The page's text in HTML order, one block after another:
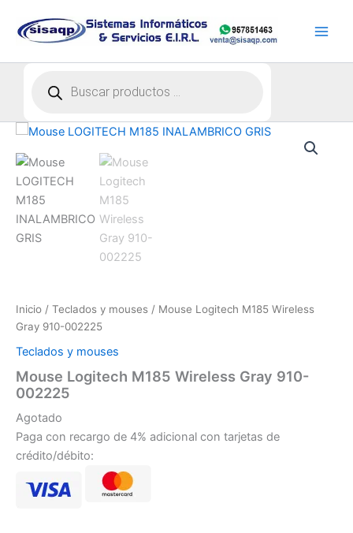
contenido
Inicio / Teclados y mouses / Mouse Logitech M185 Wireless
Gray 910-002225
Teclados y mouses
Mouse Logitech M185 Wireless Gray 910-
002225
Agotado
Paga con recargo de 4% adicional con tarjetas de
crédito/débito: